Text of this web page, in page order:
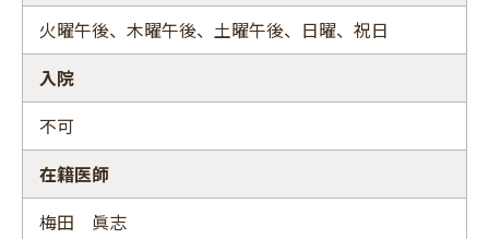
火曜午後、木曜午後、土曜午後、日曜、祝日
入院
不可
在籍医師
梅田 眞志